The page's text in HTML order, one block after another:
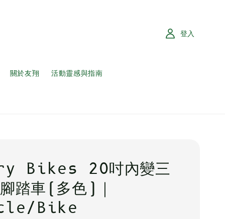
關於友翔 活動靈感與指南
登入
Bikes 20吋內變三
踏車(多色)｜
Bike